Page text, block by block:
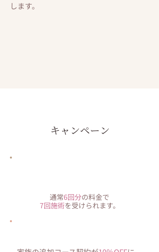
します。
キャンペーン
通常6回分の料金で
7回施術を受けられます。